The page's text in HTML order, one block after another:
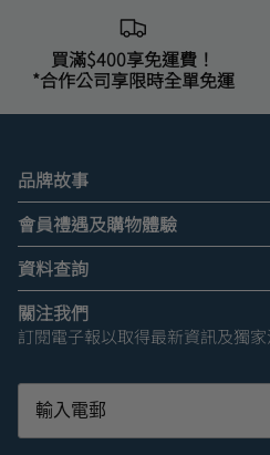
買滿$400享免運費！
*合作公司享限時全單免運
品牌故事
會員禮遇及購物體驗
資料查詢
關注我們
訂閱電子報以取得最新資訊及獨家